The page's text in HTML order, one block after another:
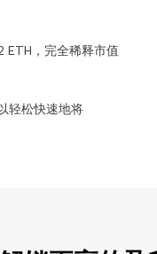
ETH ，完全稀释市值
轻松快速地将